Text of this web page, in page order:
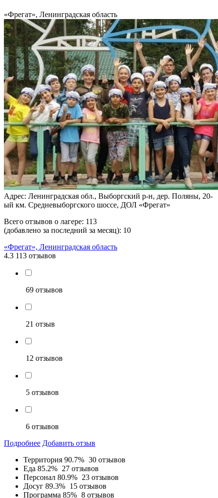
«Фрегат», Ленинградская область
Адрес: Ленинградская обл., Выборгский р-н, дер. Поляны, 20-
ый км. Средневыборгского шоссе, ДОЛ «Фрегат»
Всего отзывов о лагере: 113
(добавлено за последний за месяц): 10
«Фрегат», Ленинградская область
4.3 113 отзывов
69 отзывов
21 отзыв
12 отзывов
5 отзывов
6 отзывов
Подробнее Добавить отзыв
Территория 90.7% 30 отзывов
Еда 85.2% 27 отзывов
Персонал 80.9% 23 отзывов
Досуг 89.3% 15 отзывов
Программа 85% 8 отзывов